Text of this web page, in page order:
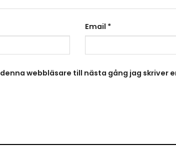
Email *
webbläsare till nästa gång jag skriver